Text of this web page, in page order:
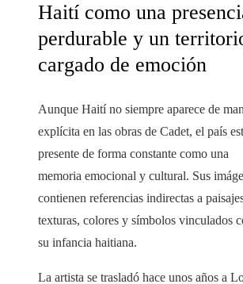
Haití como una
perdurable y un
cargado de emoción
Aunque Haití no siempre aparece de
explícita en las obras de Cadet, el país
presente de forma constante como una
memoria emocional y cultural. Sus
contienen referencias indirectas a
texturas, colores y símbolos vinculados
su infancia haitiana.
La artista se trasladó hace unos años a